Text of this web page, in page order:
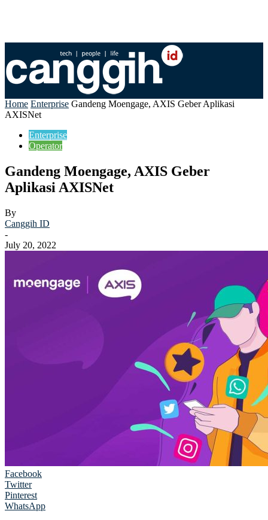
Home Enterprise Gandeng Moengage, AXIS Geber Aplikasi
AXISNet
Enterprise
Operator
Gandeng Moengage, AXIS Geber
Aplikasi AXISNet
By
Canggih ID
-
July 20, 2022
Facebook
Twitter
Pinterest
WhatsApp